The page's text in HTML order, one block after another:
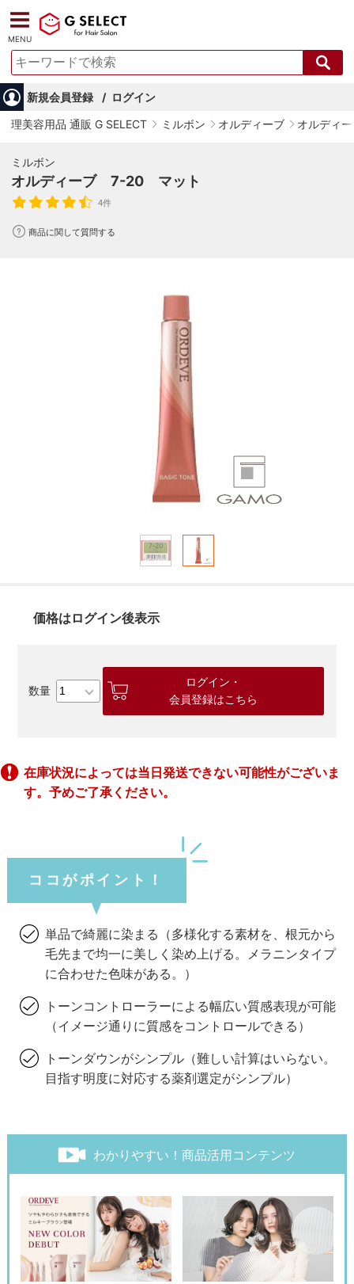
MENU
新規会員登録
ログイン
理美容用品 通販 G SELECT
ミルボン オルディーブ オルディ
ミルボン
オルディーブ 7-20 マット
4件
商品に関して質問する
価格はログイン後表示
ログイン・
会員登録はこちら
在庫状況によっては当日発送できない可能性がございま
す。予めご了承ください。
ココがポイント！
単品で綺麗に染まる（多様化する素材を、根元から
毛先まで均一に美しく染め上げる。メラニンタイプ
に合わせた色味がある。）
トーンコントローラーによる幅広い質感表現が可能
（イメージ通りに質感をコントロールできる）
トーンダウンがシンプル（難しい計算はいらない。
目指す明度に対応する薬剤選定がシンプル）
わかりやすい！商品活用コンテンツ